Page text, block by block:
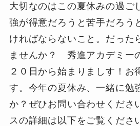
大切なのはこの夏休みの過ご
強が得意だろうと苦手だろう
ければならないこと。だった
ませんか？ 秀進アカデミー
２０日から始まりましす！お
す。今年の夏休み、一緒に勉
か？ぜひお問い合わせくださ
スの詳細は以下をご覧くださ